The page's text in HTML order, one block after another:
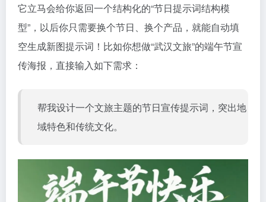
它立马会给你返回一个结构化的“节日提示词结构模
型”，以后你只需要换个节日、换个产品，就能自动填
空生成新图提示词！比如你想做“武汉文旅”的端午节宣
传海报，直接输入如下需求：
帮我设计一个文旅主题的节日宣传提示词，突出地
域特色和传统文化。